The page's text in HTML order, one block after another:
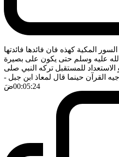
المكية كهذه فان فائدها فائدتها
الله عليه وسلم حتى يكون على بصيرة
للمستقبل تركه النبي صلى
القرآن حينما قال لمعاذ ابن جبل -
00:05:24ضَ